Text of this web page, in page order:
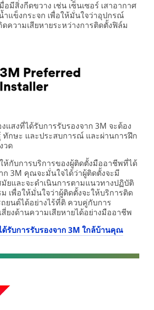
อมีสิ่งกีดขวาง เช่น เซ็นเซอร์ เสาอากาศ
แข็งกระจก เพื่อให้มั่นใจว่าอุปกรณ์
ดความเสียหายระหว่างการติดตั้งฟิล์ม
แสงที่ได้รับการรับรองจาก 3M จะต้อง
ทักษะ และประสบการณ์ และผ่านการฝึก
วด
ห้กับการบริการของผู้ติดตั้งมืออาชีพที่ได้
ก 3M คุณจะมั่นใจได้ว่าผู้ติดตั้งจะมี
ยและจะดำเนินการตามแนวทางปฏิบัติ
เพื่อให้มั่นใจว่าผู้ติดตั้งจะให้บริการติด
ยนต์ได้อย่างไร้ที่ติ ควบคู่กับการ
ยงด้านความเสียหายได้อย่างมืออาชีพ
รับการรับรองจาก 3M ใกล้บ้านคุณ